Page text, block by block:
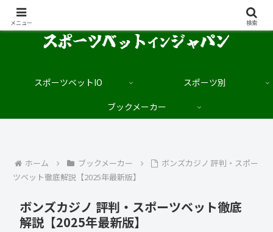
スポーツベットIO
スポーツ別
ブックメーカー
ホーム ブックメーカー
ボンズカジノ 評判・スポー
ツベット徹底解説【2025年最新版】
ボンズカジノ 評判・スポーツベット徹底
解説【2025年最新版】
メニュー 検索